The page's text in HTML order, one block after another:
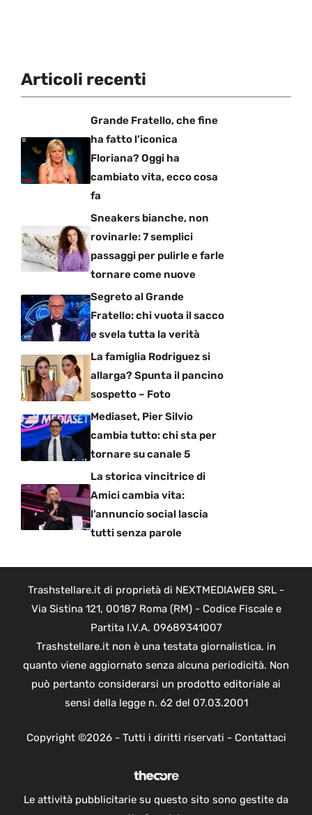
Articoli recenti
Grande Fratello, che fine
ha fatto l’iconica
Floriana? Oggi ha
cambiato vita, ecco cosa
fa
Sneakers bianche, non
rovinarle: 7 semplici
passaggi per pulirle e farle
tornare come nuove
Segreto al Grande
Fratello: chi vuota il sacco
e svela tutta la verità
La famiglia Rodriguez si
allarga? Spunta il pancino
sospetto – Foto
Mediaset, Pier Silvio
cambia tutto: chi sta per
tornare su canale 5
La storica vincitrice di
Amici cambia vita:
l’annuncio social lascia
tutti senza parole
Trashstellare.it di proprietà di NEXTMEDIAWEB SRL -
Via Sistina 121, 00187 Roma (RM) - Codice Fiscale e
Partita I.V.A. 09689341007
Trashstellare.it non è una testata giornalistica, in
quanto viene aggiornato senza alcuna periodicità. Non
può pertanto considerarsi un prodotto editoriale ai
sensi della legge n. 62 del 07.03.2001
Copyright ©2026 - Tutti i diritti riservati - Contattaci
Le attività pubblicitarie su questo sito sono gestite da